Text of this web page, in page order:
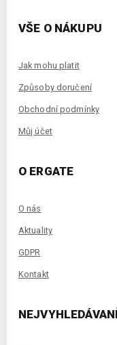
VŠE O NÁKUPU
Jak mohu platit
Způsoby doručení
Obchodní podmínky
Můj účet
O ERGATE
O nás
Aktuality
GDPR
Kontakt